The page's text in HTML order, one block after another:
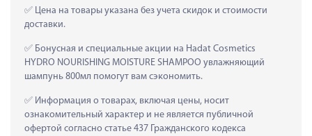
Цена на товары указана без учета скидок и стоимости
доставки.
Бонусная и специальные акции на Hadat Cosmetics
HYDRO NOURISHING MOISTURE SHAMPOO увлажняющий
шампунь 800мл помогут вам сэкономить.
Информация о товарах, включая цены, носит
ознакомительный характер и не является публичной
офертой согласно статье 437 Гражданского кодекса